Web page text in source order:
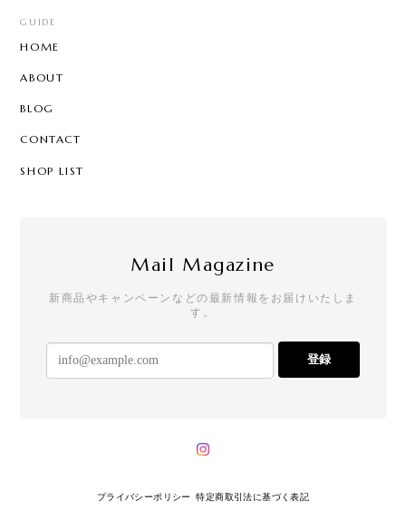
GUIDE
HOME
ABOUT
BLOG
CONTACT
SHOP LIST
Mail Magazine
新商品やキャンペーンなどの最新情報をお届けいたしま
す。
登録
プライバシーポリシー 特定商取引法に基づく表記